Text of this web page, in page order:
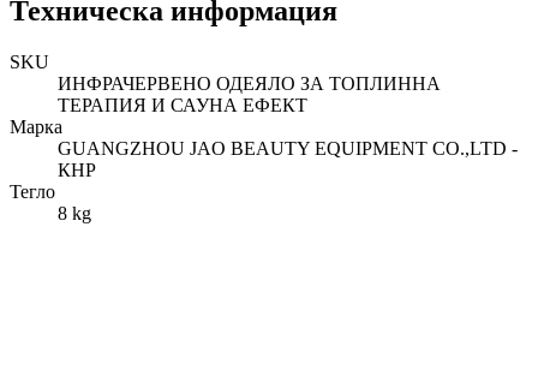
Техническа информация
SKU
ИНФРАЧЕРВЕНО ОДЕЯЛО ЗА ТОПЛИННА
ТЕРАПИЯ И САУНА ЕФЕКТ
Марка
GUANGZHOU JAO BEAUTY EQUIPMENT CO.,LTD -
КНР
Тегло
8 kg